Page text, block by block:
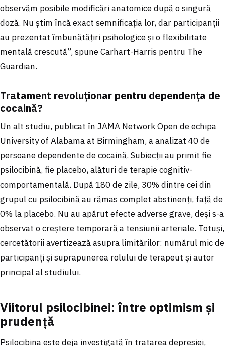
observăm posibile modificări anatomice după o singură
doză. Nu știm încă exact semnificația lor, dar participanții
au prezentat îmbunătățiri psihologice și o flexibilitate
mentală crescută”, spune Carhart-Harris pentru The
Guardian.
Tratament revoluționar pentru dependența de
cocaină?
Un alt studiu, publicat în JAMA Network Open de echipa
University of Alabama at Birmingham, a analizat 40 de
persoane dependente de cocaină. Subiecții au primit fie
psilocibină, fie placebo, alături de terapie cognitiv-
comportamentală. După 180 de zile, 30% dintre cei din
grupul cu psilocibină au rămas complet abstinenți, față de
0% la placebo. Nu au apărut efecte adverse grave, deși s-a
observat o creștere temporară a tensiunii arteriale. Totuși,
cercetătorii avertizează asupra limitărilor: numărul mic de
participanți și suprapunerea rolului de terapeut și autor
principal al studiului.
Viitorul psilocibinei: între optimism și
prudență
Psilocibina este deja investigată în tratarea depresiei,